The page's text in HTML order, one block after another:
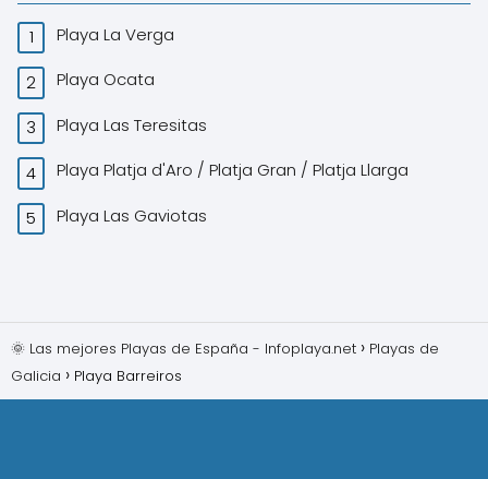
Playa La Verga
Playa Ocata
Playa Las Teresitas
Playa Platja d'Aro / Platja Gran / Platja Llarga
Playa Las Gaviotas
🌞 Las mejores Playas de España - Infoplaya.net
Playas de
Galicia
Playa Barreiros